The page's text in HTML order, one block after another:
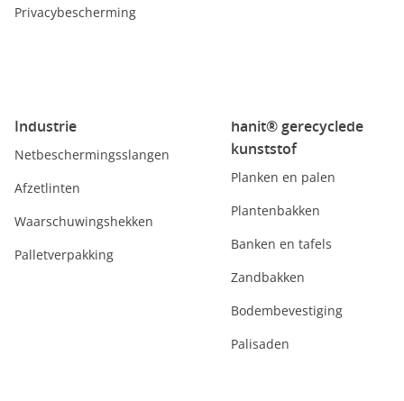
Privacybescherming
Industrie
Netbeschermingsslangen
Afzetlinten
Waarschuwingshekken
Palletverpakking
hanit® gerecyclede
kunststof
Planken en palen
Plantenbakken
Banken en tafels
Zandbakken
Bodembevestiging
Palisaden